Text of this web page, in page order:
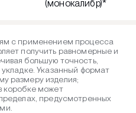
(монокалибр)*
с применением процесса
получить равномерные и
большую точность,
Указанный формат
размеру изделия;
коробке может
предусмотренных